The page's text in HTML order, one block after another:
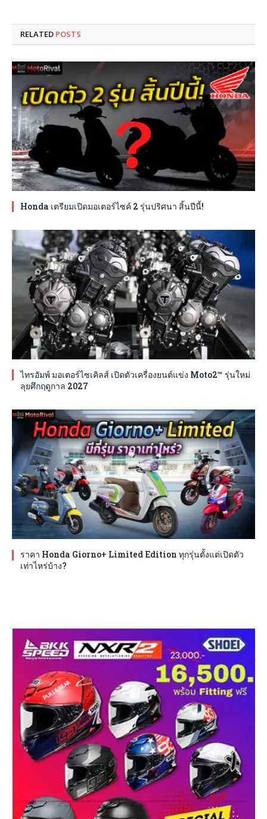
RELATED POSTS
Honda เตรียมเปิดมอเตอร์ไซค์ 2 รุ่นปริศนา สิ้นปีนี้!
ไทรอัมพ์ มอเตอร์ไซเคิลส์ เปิดตัวเครื่องยนต์แข่ง Moto2™ รุ่นใหม่
ลุยศึกฤดูกาล 2027
ราคา Honda Giorno+ Limited Edition ทุกรุ่นตั้งแต่เปิดตัว
เท่าไหร่บ้าง?